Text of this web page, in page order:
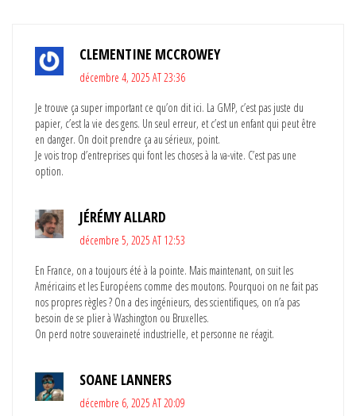
CLEMENTINE MCCROWEY
décembre 4, 2025 AT 23:36
Je trouve ça super important ce qu’on dit ici. La GMP, c’est pas juste du
papier, c’est la vie des gens. Un seul erreur, et c’est un enfant qui peut être
en danger. On doit prendre ça au sérieux, point.
Je vois trop d’entreprises qui font les choses à la va-vite. C’est pas une
option.
JÉRÉMY ALLARD
décembre 5, 2025 AT 12:53
En France, on a toujours été à la pointe. Mais maintenant, on suit les
Américains et les Européens comme des moutons. Pourquoi on ne fait pas
nos propres règles ? On a des ingénieurs, des scientifiques, on n’a pas
besoin de se plier à Washington ou Bruxelles.
On perd notre souveraineté industrielle, et personne ne réagit.
SOANE LANNERS
décembre 6, 2025 AT 20:09